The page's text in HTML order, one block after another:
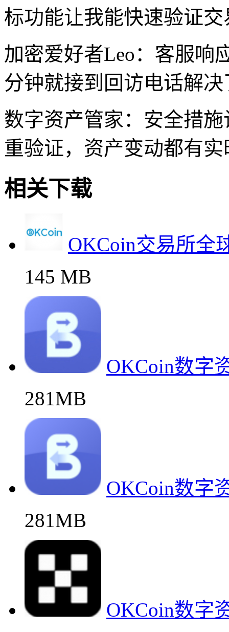
标功能让我能快速验证交
加密爱好者Leo：客服响
分钟就接到回访电话解决
数字资产管家：安全措
重验证，资产变动都有实
相关下载
OKCoin交易所全
145 MB
OKCoin数字
281MB
OKCoin数字
281MB
OKCoin数字